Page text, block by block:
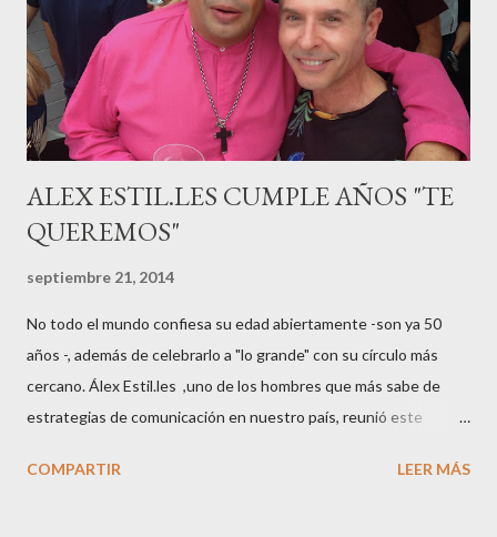
gestación Marta tiró adelante con el embarazo, ahora es una
mamá feliz. Otro de los modelos que ha sido padre este año ha
sido el madrileño, Emilio Flores , el top que desfiló en las mejores
pasarelas ...
ALEX ESTIL.LES CUMPLE AÑOS "TE
QUEREMOS"
septiembre 21, 2014
No todo el mundo confiesa su edad abiertamente -son ya 50
años -, además de celebrarlo a "lo grande" con su círculo más
cercano. Álex Estil.les ,uno de los hombres que más sabe de
estrategias de comunicación en nuestro país, reunió este
colaboradores y amigos que a lo largo de su vida profesional han
COMPARTIR LEER MÁS